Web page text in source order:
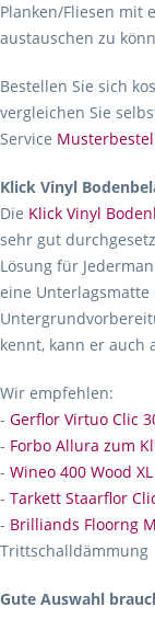
Planken/Fliesen mit
austauschen zu
Bestellen Sie sich
vergleichen Sie
Service
Klick Vinyl
Die Klick Vinyl
sehr gut
Lösung für
eine
kennt, kann er auch
Wir empfehlen:
- Gerflor Virtuo Clic
- Forbo Allura zum
- Wineo 400 Wood
- Tarkett Staarflor
- Brilliands Floorng
Trittschalldämmung
Gute Auswahl